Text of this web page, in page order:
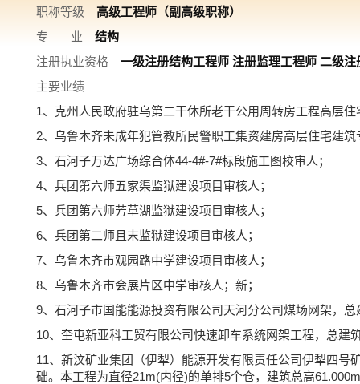
职称等级
高级工程师（副高级职称）
专 业
结构
注册执业资格
一级注册结构工程师 注册监理工程师 二级注
主要业绩
1、克州人民政府驻乌第二干休所老干公用周转房工程高层
2、乌鲁木齐未成年犯管教所民警职工集资建房高层住宅建筑
3、石河子万达广场综合体44-4#-7#标段施工图校审人；
4、兵团第六师五家渠监狱建设项目审核人；
5、兵团第六师芳草湖监狱建设项目审核人；
6、兵团第二师且末监狱建设项目审核人；
7、乌鲁木齐市观园路中学建设项目审核人；
8、乌鲁木齐市会展片区中学审核人；新；
9、石河子市国能能源投资有限公司天河分公司煤场网架，总
10、奎屯新亚科工贸有限公司快速卸车系统网架工程，总建
11、新汶矿业集团（伊犁）能源开发有限责任公司伊犁四
础。本工程为直径21m(内径)的单排5个仓，建筑总高